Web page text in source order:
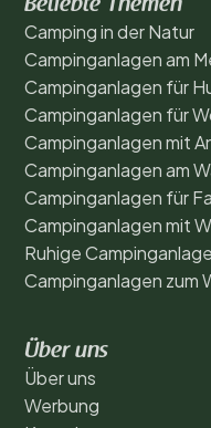
Beliebte Themen
Camping in der Natur
Campinganlagen am
Campinganlagen für
Campinganlagen für
Campinganlagen mit
Campinganlagen am
Campinganlagen für
Campinganlagen mit
Ruhige
Campinganlagen zum
Über uns
Über uns
Werbung